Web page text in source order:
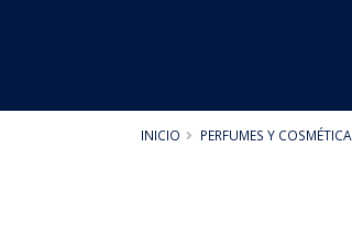
INICIO PERFUMES Y COSMÉTICA